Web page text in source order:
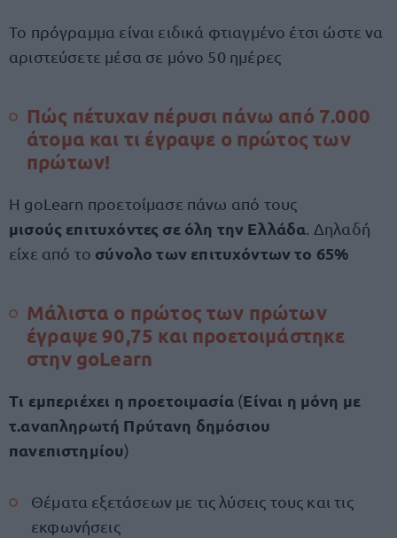
Το πρόγραμμα είναι ειδικά φτιαγμένο έτσι ώστε να
αριστεύσετε μέσα σε μόνο 50 ημέρες
Πώς πέτυχαν πέρυσι πάνω από 7.000
άτομα και τι έγραψε ο πρώτος των
πρώτων!
Η goLearn προετοίμασε πάνω από τους
μισούς επιτυχόντες σε όλη την Ελλάδα . Δηλαδή
είχε από το σύνολο των επιτυχόντων το 65%
Μάλιστα ο πρώτος των πρώτων
έγραψε 90,75 και προετοιμάστηκε
στην goLearn
Τι εμπεριέχει η προετοιμασία (Είναι η μόνη με
τ.αναπληρωτή Πρύτανη δημόσιου
πανεπιστημίου)
Θέματα εξετάσεων με τις λύσεις τους και τις
εκφωνήσεις